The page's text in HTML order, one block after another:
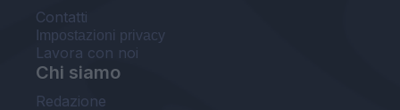
Contatti
Impostazioni privacy
Lavora con noi
Chi siamo
Redazione